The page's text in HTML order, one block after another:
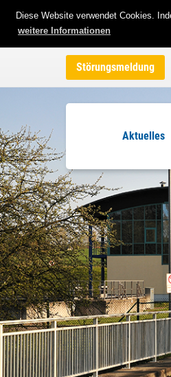
Diese Website verwendet Cookies.
weitere Informationen
Störungsmeldung
Aktuelles